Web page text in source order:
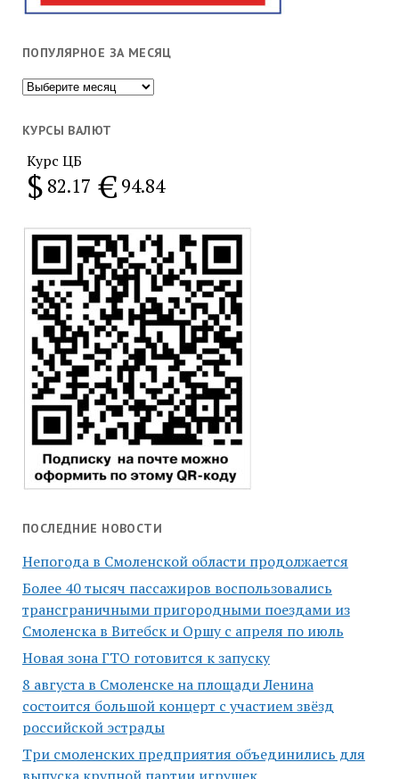
ПОПУЛЯРНОЕ ЗА МЕСЯЦ
Популярное
месяц
КУРСЫ ВАЛЮТ
Курс ЦБ
$ 82.17 € 94.84
ПОСЛЕДНИЕ НОВОСТИ
Непогода в Смоленской области продолжается
Более 40 тысяч пассажиров воспользовались
трансграничными пригородными поездами из
Смоленска в Витебск и Оршу с апреля по июль
Новая зона ГТО готовится к запуску
8 августа в Смоленске на площади Ленина
состоится большой концерт с участием звёзд
российской эстрады
Три смоленских предприятия объединились для